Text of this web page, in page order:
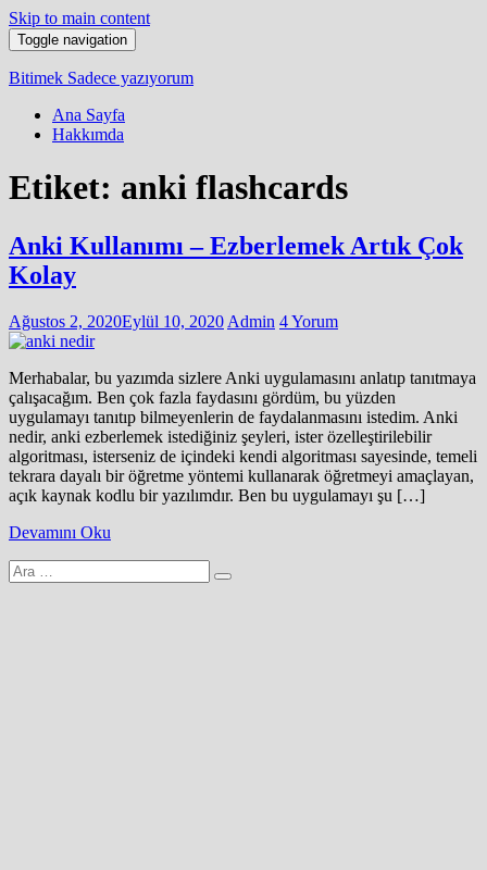
Skip to main content
Toggle navigation
Bitimek Sadece yazıyorum
Ana Sayfa
Hakkımda
Etiket: anki flashcards
Anki Kullanımı – Ezberlemek Artık Çok
Kolay
Ağustos 2, 2020Eylül 10, 2020 Admin 4 Yorum
Merhabalar, bu yazımda sizlere Anki uygulamasını anlatıp tanıtmaya
çalışacağım. Ben çok fazla faydasını gördüm, bu yüzden
uygulamayı tanıtıp bilmeyenlerin de faydalanmasını istedim. Anki
nedir, anki ezberlemek istediğiniz şeyleri, ister özelleştirilebilir
algoritması, isterseniz de içindeki kendi algoritması sayesinde, temeli
tekrara dayalı bir öğretme yöntemi kullanarak öğretmeyi amaçlayan,
açık kaynak kodlu bir yazılımdır. Ben bu uygulamayı şu […]
Devamını Oku
Arama
yap: